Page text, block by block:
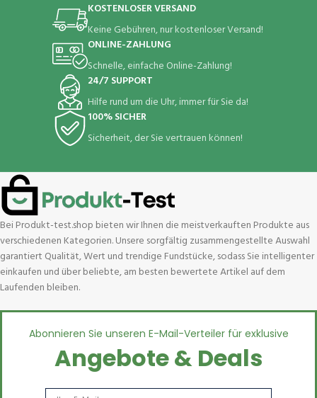
KOSTENLOSER VERSAND
Keine Gebühren, nur kostenloser Versand!
ONLINE-ZAHLUNG
Schnelle, einfache Online-Zahlung!
24/7 SUPPORT
Hilfe rund um die Uhr, immer für Sie da!
100% SICHER
Sicherheit, der Sie vertrauen können!
Bei Produkt-test.shop bieten wir Ihnen die meistverkauften Produkte aus
verschiedenen Kategorien. Unsere sorgfältig zusammengestellte Auswahl
garantiert Qualität, Wert und trendige Fundstücke, sodass Sie intelligenter
einkaufen und über beliebte, am besten bewertete Artikel auf dem
Laufenden bleiben.
Abonnieren Sie unseren E-Mail-Verteiler für exklusive
Angebote & Deals